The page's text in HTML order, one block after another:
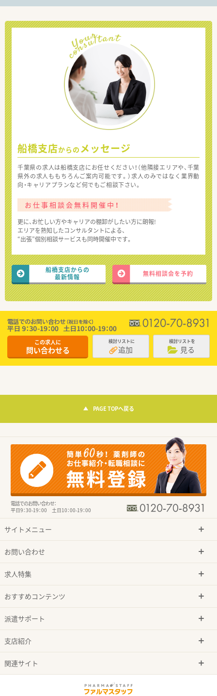
船橋支店からの メッセージ
千葉県の求人は船橋支店にお任せください！（他隣接エリアや、千葉
県外の求人ももちろんご案内可能です。）求人のみではなく業界動
向・キャリアプランなど何でもご相談下さい。
お仕事相談会無料開催中！
更に、お忙しい方やキャリアの棚卸がしたい方に朗報!
エリアを熟知したコンサルタントによる、
“出張”個別相談サービスも同時開催中です。
船橋支店からの
最新情報
無料相談会を予約
この求人に
問い合わせる
検討リストに
追加
検討リストを
見る
PAGE TOPへ戻る
電話でのお問い合わせ：
平日9：30-19：00 土日10：00-19：00
サイトメニュー
お問い合わせ
求人特集
おすすめコンテンツ
派遣サポート
支店紹介
関連サイト